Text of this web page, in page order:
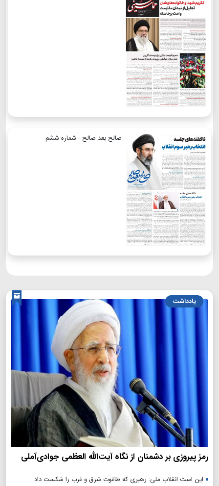
صالح بعد صالح - شماره ششم
یادداشت
رمز پیروزی بر دشمنان از نگاه آیت‌الله العظمی جوادی‌آملی
این است انقلاب ملی: رهبری که طاغوت شرق و غرب را شکست داد